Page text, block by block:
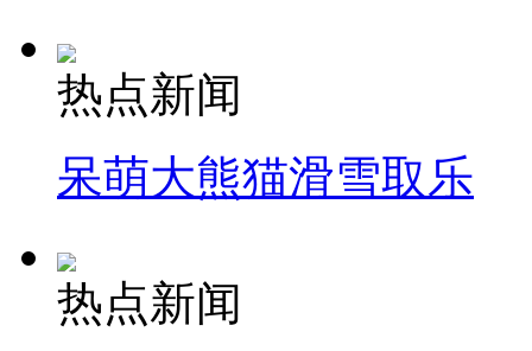
热点新闻
呆萌大熊猫滑雪取乐
热点新闻